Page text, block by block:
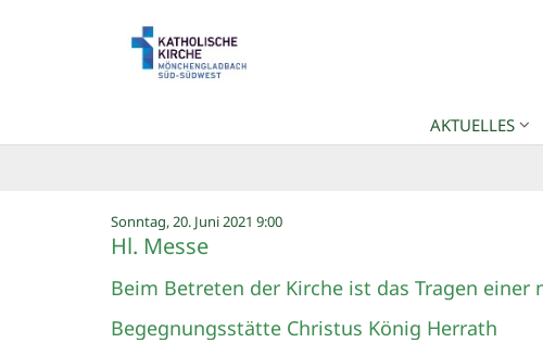
AKTUELLES
Sonntag, 20. Juni 2021 9:00:
Hl. Messe
Beim Betreten der Kirche ist das Tragen einer
Begegnungsstätte Christus König Herrath